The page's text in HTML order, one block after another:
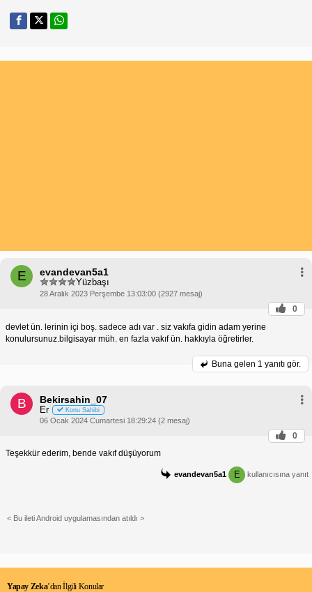
E evandevan5a1
Yüzbaşı
28 Aralık 2023 Perşembe 13:03:00 (2927 mesaj)
0
devlet ün. lerinin içi boş. sadece adı var . siz vakıfa gidin adam yerine
konulursunuz.bilgisayar müh. en fazla vakıf ün. hakkıyla öğretirler.
Buna gelen 1 yanıtı gör.
B Bekirsahin_07
Er Konu Sahibi
06 Ocak 2024 Cumartesi 18:29:24 (2 mesaj)
0
Teşekkür ederim, bende vakıf düşüyorum
evandevan5a1 E kullanıcısına yanıt
< Bu ileti Android uygulamasından atıldı >
Yapay Zeka’dan İlgili Konular